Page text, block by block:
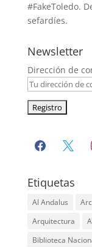
#FakeToledo.
sefardíes.
Newsletter
Dirección de
facebook
Etiquetas
Al Andalus
Arquitectura
Biblioteca